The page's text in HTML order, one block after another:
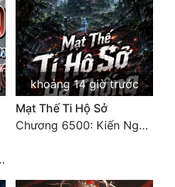
cách nào khác!
khoảng 14 giờ trước
Mạt Thế Ti Hộ Sở
Chương 6500: Kiến Nghị Của Vân Lục